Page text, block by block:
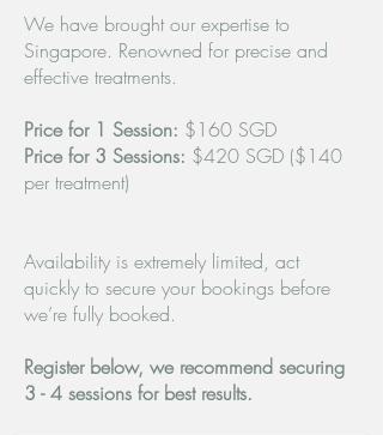
We have brought our expertise to
Singapore. Renowned for precise and
effective treatments.
Price for 1 Session: $160 SGD
Price for 3 Sessions: $420 SGD ($140
per treatment)
Availability is extremely limited, act
quickly to secure your bookings before
we’re fully booked.
Register below, we recommend securing
3 - 4 sessions for best results.